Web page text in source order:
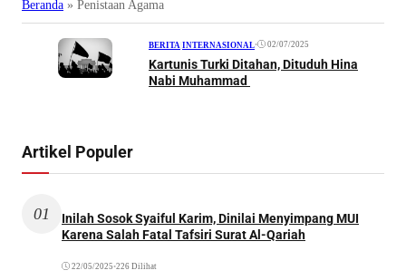
Beranda » Penistaan Agama
BERITA INTERNASIONAL• 02/07/2025
Kartunis Turki Ditahan, Dituduh Hina
Nabi Muhammad
Artikel Populer
01
Inilah Sosok Syaiful Karim, Dinilai Menyimpang MUI
Karena Salah Fatal Tafsiri Surat Al-Qariah
22/05/2025 •226 Dilihat